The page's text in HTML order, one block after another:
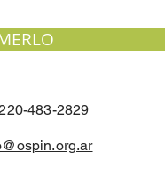
483-2829